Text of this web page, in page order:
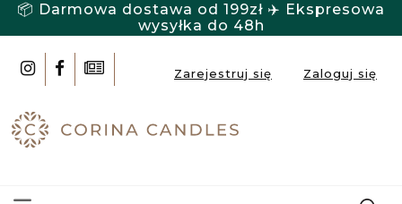
📦 Darmowa dostawa od 199zł ✈️ Ekspresowa
wysyłka do 48h
Zarejestruj się Zaloguj się